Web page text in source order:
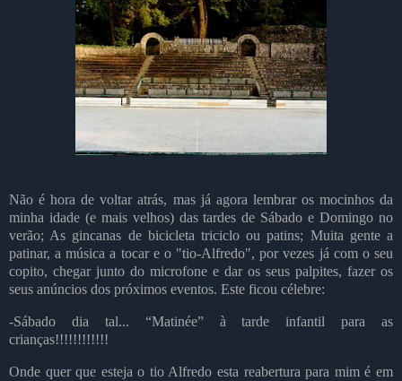
Não é hora de voltar atrás, mas já agora lembrar os mocinhos da
minha idade (e mais velhos) das tardes de Sábado e Domingo no
verão; As gincanas de bicicleta triciclo ou patins; Muita gente a
patinar, a música a tocar e o "tio-Alfredo", por vezes já com o seu
copito, chegar junto do microfone e dar os seus palpites, fazer os
seus anúncios dos próximos eventos. Este ficou célebre:
-Sábado dia tal... “Matinée” à tarde infantil para as
crianças!!!!!!!!!!!!
Onde quer que esteja o tio Alfredo esta reabertura para mim é em